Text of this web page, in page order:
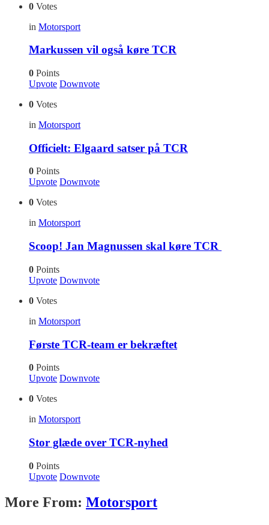
0 Votes
in Motorsport
Markussen vil også køre TCR
0 Points
Upvote Downvote
0 Votes
in Motorsport
Officielt: Elgaard satser på TCR
0 Points
Upvote Downvote
0 Votes
in Motorsport
Scoop! Jan Magnussen skal køre TCR
0 Points
Upvote Downvote
0 Votes
in Motorsport
Første TCR-team er bekræftet
0 Points
Upvote Downvote
0 Votes
in Motorsport
Stor glæde over TCR-nyhed
0 Points
Upvote Downvote
More From: Motorsport